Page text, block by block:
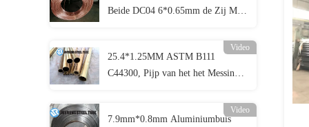
Beide DC04 6*0.65mm de Zij Met
Video
25.4*1.25MM ASTM B111
C44300, Pijp van het het Messings
Video
7.9mm*0.8mm Aluminiumbuis